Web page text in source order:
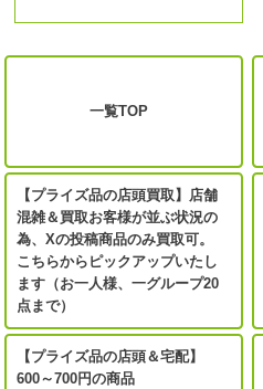
一覧TOP
【プライズ品の店頭買取】店舗
混雑＆買取お客様が並ぶ状況の
為、Xの投稿商品のみ買取可。
こちらからピックアップいたし
ます（お一人様、一グループ20
点まで）
【プライズ品の店頭＆宅配】
600～700円の商品